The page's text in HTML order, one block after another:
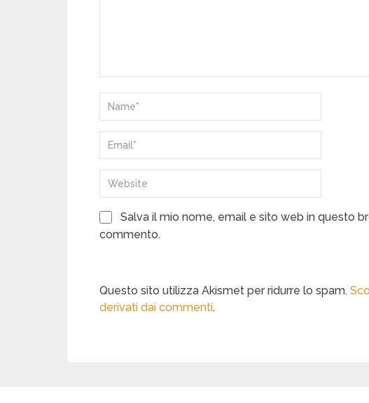
Salva il mio nome, email e sito web in questo
commento.
Questo sito utilizza Akismet per ridurre lo spam.
derivati dai commenti.